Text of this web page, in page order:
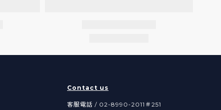
Contact us
客服電話 / 02-8990-2011＃251